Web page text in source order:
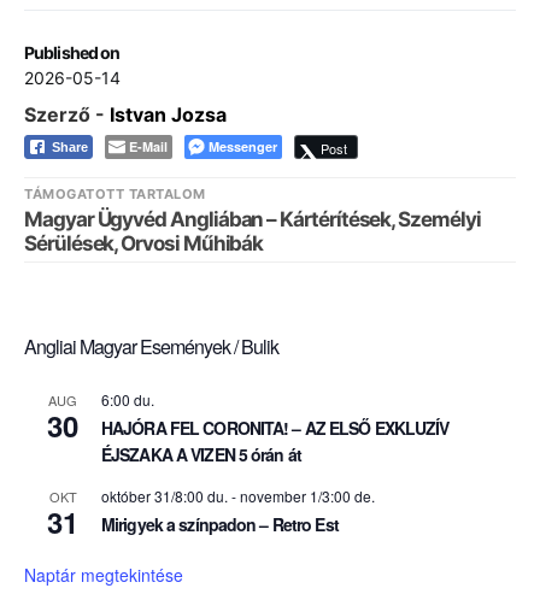
Published on
2026-05-14
Szerző - Istvan Jozsa
Share E-Mail Messenger Post
TÁMOGATOTT TARTALOM
Magyar Ügyvéd Angliában – Kártérítések, Személyi
Sérülések, Orvosi Műhibák
Angliai Magyar Események / Bulik
AUG
30
6:00 du.
HAJÓRA FEL CORONITA! – AZ ELSŐ EXKLUZÍV
ÉJSZAKA A VIZEN 5 órán át
OKT
31
október 31/8:00 du. -november 1/3:00 de.
Mirigyek a színpadon – Retro Est
Naptár megtekintése